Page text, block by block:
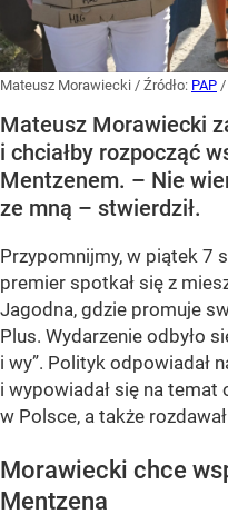
Mateusz Morawiecki / Źródło: PAP /
Mateusz Morawiecki
i chciałby rozpocząć
Mentzenem. – Nie
ze mną – stwierdził.
Przypomnijmy, w piątek 7
premier spotkał się z
Jagodna, gdzie promuje
Plus. Wydarzenie odbyło
i wy”. Polityk odpowiadał
i wypowiadał się na
w Polsce, a także
Morawiecki chce
Mentzena